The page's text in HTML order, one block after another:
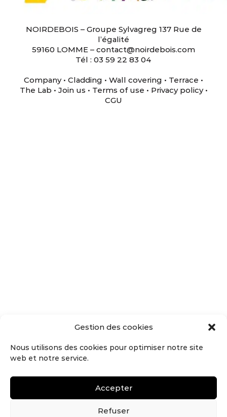
Gestion des cookies
Nous utilisons des cookies pour optimiser notre site
web et notre service.
Accepter
Refuser
NOIRDEBOIS – Groupe Sylvagreg 137 Rue de
l’égalité
59160 LOMME – contact@noirdebois.com
Tél : 03 59 22 83 04
Company• Cladding • Wall covering • Terrace •
The Lab • Join us • Terms of use • Privacy policy•
CGU